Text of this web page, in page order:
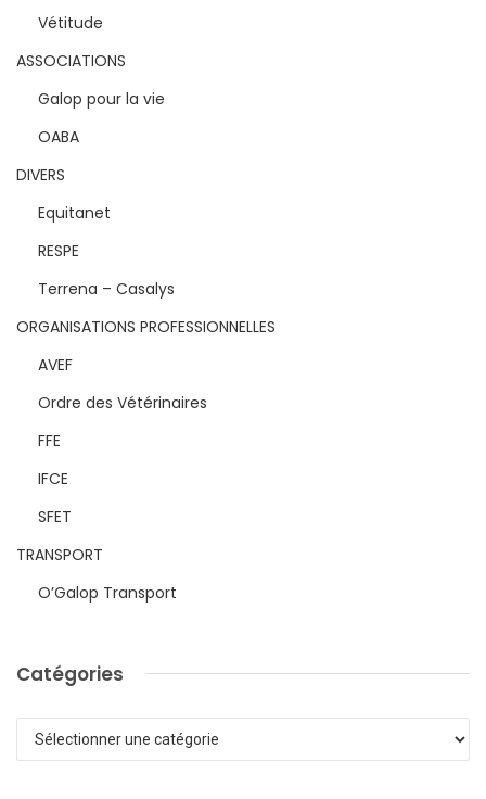
Vétitude
ASSOCIATIONS
Galop pour la vie
OABA
DIVERS
Equitanet
RESPE
Terrena – Casalys
ORGANISATIONS PROFESSIONNELLES
AVEF
Ordre des Vétérinaires
FFE
IFCE
SFET
TRANSPORT
O’Galop Transport
Catégories